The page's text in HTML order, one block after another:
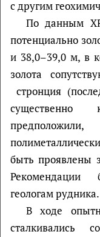
с другим
По данным
потенциально
и 38,0–39,0 м, в
золота
стронция
быть проявлены
Рекомендации
геологам рудника.
В ходе
сталкивались